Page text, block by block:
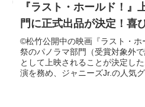
『ラスト・ホールド！
門に正式出品が決定！喜
©松竹公開中の映画『ラスト・
祭のパノラマ部門（受賞対象外
として上映されることが決定し
演を務め、ジャニーズJr.の人気グ